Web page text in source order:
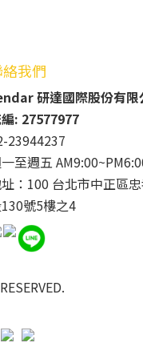
我們
研達國際股份有限
: 27577977
23944237
至週五
：100 台北市中正區
號5樓之4